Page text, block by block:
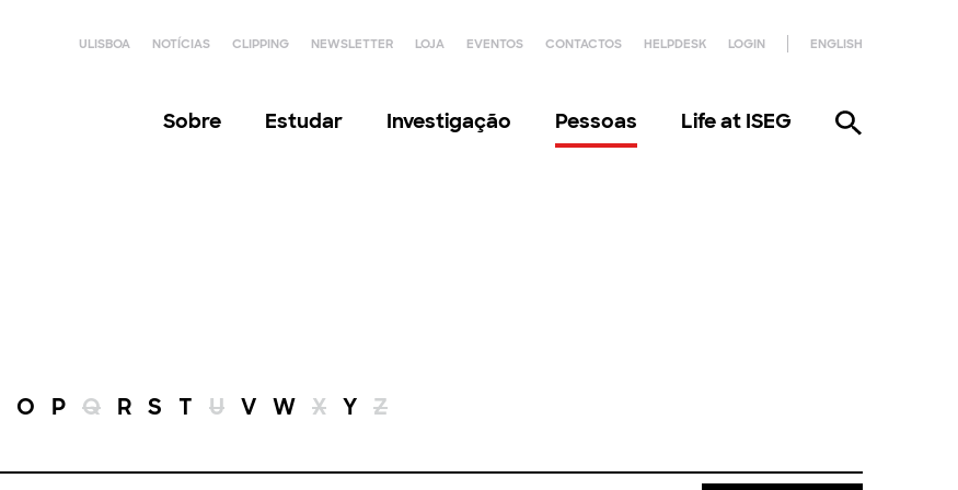
ULISBOA NOTÍCIAS CLIPPING NEWSLETTER LOJA EVENTOS CONTACTOS HELPDESK LOGIN ENGLISH
Sobre Estudar Investigação Pessoas Life at ISEG
O P Q R S T U V W X Y Z